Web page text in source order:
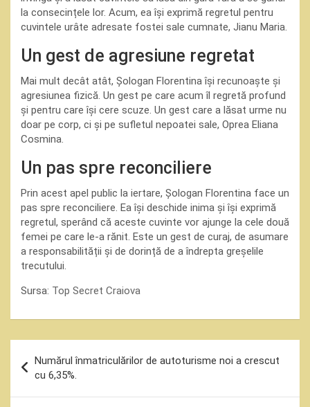
la consecințele lor. Acum, ea își exprimă regretul pentru
cuvintele urâte adresate fostei sale cumnate, Jianu Maria.
Un gest de agresiune regretat
Mai mult decât atât, Șologan Florentina își recunoaște și
agresiunea fizică. Un gest pe care acum îl regretă profund
și pentru care își cere scuze. Un gest care a lăsat urme nu
doar pe corp, ci și pe sufletul nepoatei sale, Oprea Eliana
Cosmina.
Un pas spre reconciliere
Prin acest apel public la iertare, Șologan Florentina face un
pas spre reconciliere. Ea își deschide inima și își exprimă
regretul, sperând că aceste cuvinte vor ajunge la cele două
femei pe care le-a rănit. Este un gest de curaj, de asumare
a responsabilității și de dorință de a îndrepta greșelile
trecutului.
Sursa: Top Secret Craiova
în
articole
Numărul înmatriculărilor de autoturisme noi a crescut
cu 6,35%.